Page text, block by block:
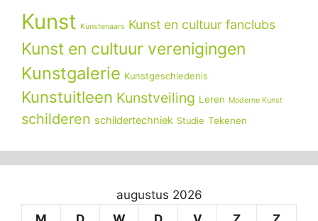
Kunst Kunstenaars Kunst en cultuur fanclubs
Kunst en cultuur verenigingen
Kunstgalerie Kunstgeschiedenis
Kunstuitleen Kunstveiling Leren Moderne Kunst
schilderen schildertechniek Studie Tekenen
augustus 2026